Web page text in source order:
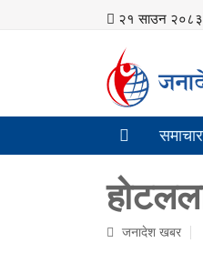
२१ साउन २०८३,
समाचार
जनादेश खबर